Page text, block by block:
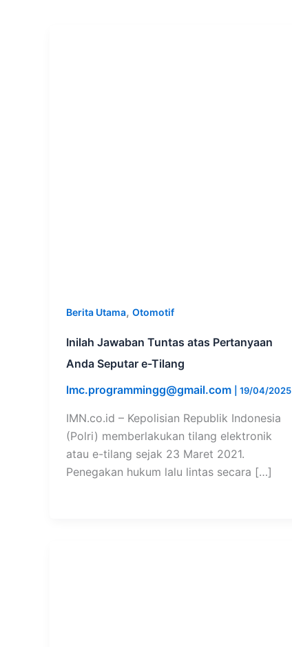
Berita Utama, Otomotif
Inilah Jawaban Tuntas atas Pertanyaan
Anda Seputar e-Tilang
lmc.programmingg@gmail.com
19/04/2025
IMN.co.id – Kepolisian Republik Indonesia
(Polri) memberlakukan tilang elektronik
atau e-tilang sejak 23 Maret 2021.
Penegakan hukum lalu lintas secara […]